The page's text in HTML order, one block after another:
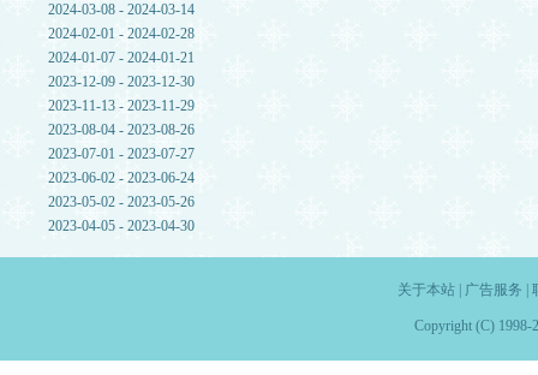
2024-03-08 - 2024-03-14
2024-02-01 - 2024-02-28
2024-01-07 - 2024-01-21
2023-12-09 - 2023-12-30
2023-11-13 - 2023-11-29
2023-08-04 - 2023-08-26
2023-07-01 - 2023-07-27
2023-06-02 - 2023-06-24
2023-05-02 - 2023-05-26
2023-04-05 - 2023-04-30
关于本站| 广告服务
Copyright (C) 1998-